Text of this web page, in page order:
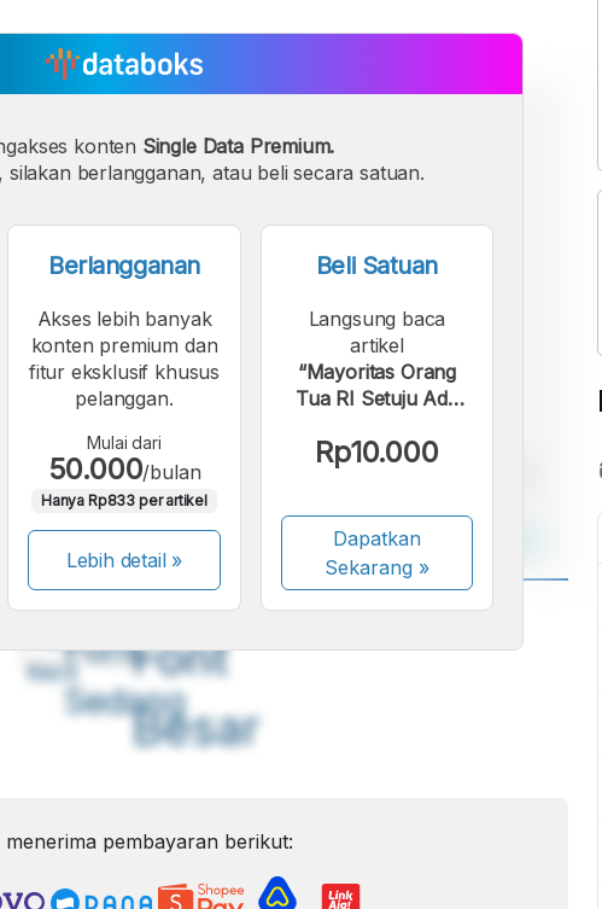
A
Kecil
A
Font
Sedang
A
Font
Besar
konten Single Data Premium.
berlangganan, atau beli secara satuan.
Berlangganan
Akses lebih banyak
konten premium dan
fitur eksklusif khusus
pelanggan.
Mulai dari
50.000/bulan
Hanya Rp833 per artikel
Lebih detail »
Beli Satuan
Langsung baca
artikel
“Mayoritas Orang
Tua RI Setuju Ada
Akses Medsos”.
Rp10.000
Dapatkan
Sekarang»
menerima pembayaran berikut: